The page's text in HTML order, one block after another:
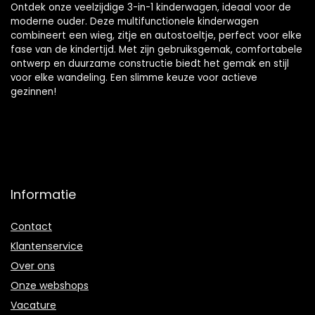
Ontdek onze veelzijdige 3-in-1 kinderwagen, ideaal voor de
moderne ouder. Deze multifunctionele kinderwagen
combineert een wieg, zitje en autostoeltje, perfect voor elke
fase van de kindertijd. Met zijn gebruiksgemak, comfortabele
ontwerp en duurzame constructie biedt het gemak en stijl
voor elke wandeling. Een slimme keuze voor actieve
gezinnen!
Informatie
Contact
Klantenservice
Over ons
Onze webshops
Vacature